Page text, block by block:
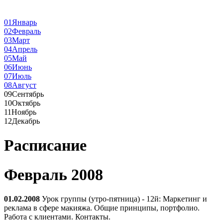
01 Январь
02Февраль
03Март
04Апрель
05Май
06Июнь
07Июль
08Август
09Сентябрь
10Октябрь
11Ноябрь
12Декабрь
Расписание
Февраль 2008
01.02.2008 Урок группы (утро-пятница) - 12й: Маркетинг и
реклама в сфере макияжа. Общие принципы, портфолио.
Работа с клиентами. Контакты.